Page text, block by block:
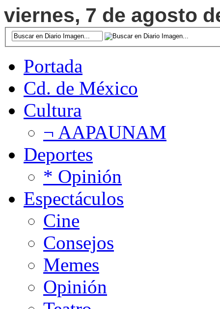
viernes, 7 de agosto
Portada
Cd. de México
Cultura
¬ AAPAUNAM
Deportes
* Opinión
Espectáculos
Cine
Consejos
Memes
Opinión